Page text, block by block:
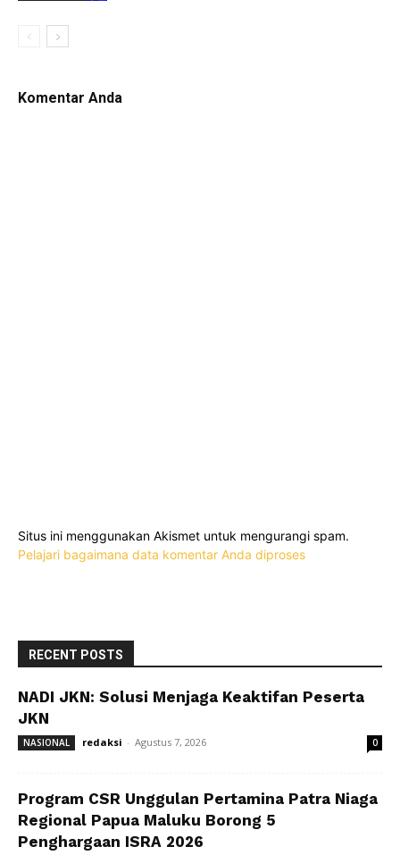
Komentar Anda
Situs ini menggunakan Akismet untuk mengurangi spam.
Pelajari bagaimana data komentar Anda diproses
RECENT POSTS
NADI JKN: Solusi Menjaga Keaktifan Peserta
JKN
NASIONAL redaksi - Agustus 7, 2026 0
Program CSR Unggulan Pertamina Patra Niaga
Regional Papua Maluku Borong 5
Penghargaan ISRA 2026